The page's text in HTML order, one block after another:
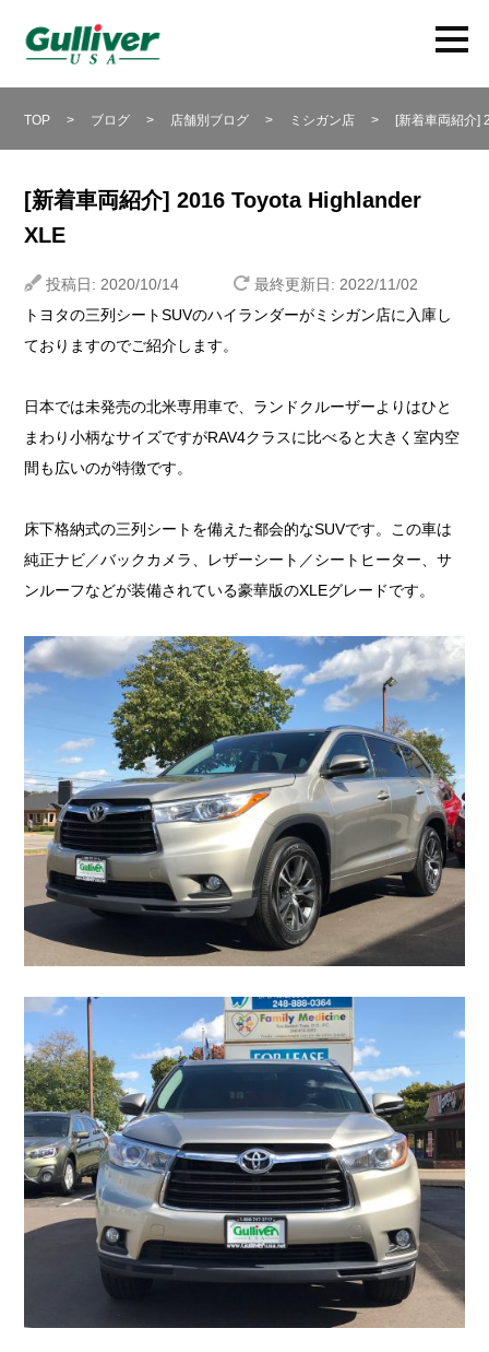
TOP > ブログ > 店舗別ブログ > ミシガン店 > [新着車両紹介]
[新着車両紹介] 2016 Toyota Highlander
XLE
投稿日: 2020/10/14
最終更新日: 2022/11/02
トヨタの三列シートSUVのハイランダーがミシガン店に入庫し
ておりますのでご紹介します。
日本では未発売の北米専用車で、ランドクルーザーよりはひと
まわり小柄なサイズですがRAV4クラスに比べると大きく室内空
間も広いのが特徴です。
床下格納式の三列シートを備えた都会的なSUVです。この車は
純正ナビ／バックカメラ、レザーシート／シートヒーター、サ
ンルーフなどが装備されている豪華版のXLEグレードです。